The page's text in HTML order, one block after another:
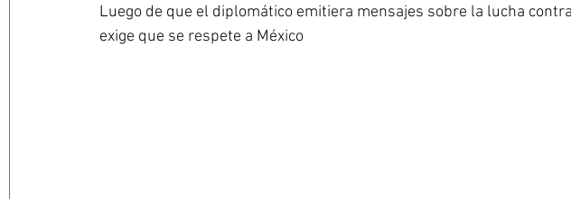
Luego de que el diplomático emitiera mensajes sobre la lucha
exige que se respete a México